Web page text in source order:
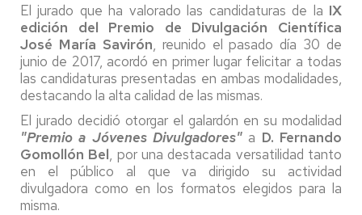
El jurado que ha valorado las candidaturas de la IX
edición del Premio de Divulgación Científica
José María Savirón, reunido el pasado día 30 de
junio de 2017, acordó en primer lugar felicitar a todas
las candidaturas presentadas en ambas modalidades,
destacando la alta calidad de las mismas.
El jurado decidió otorgar el galardón en su modalidad
"Premio a Jóvenes Divulgadores" a D. Fernando
Gomollón Bel, por una destacada versatilidad tanto
en el público al que va dirigido su actividad
divulgadora como en los formatos elegidos para la
misma.